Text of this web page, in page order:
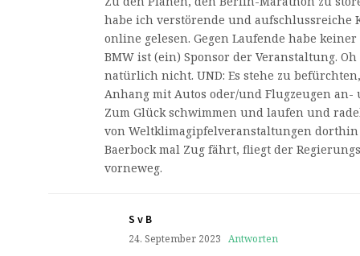
habe ich verstörende und aufschlussreiche
online gelesen. Gegen Laufende habe
BMW ist (ein) Sponsor der Veranstaltung.
natürlich nicht. UND: Es stehe zu
Anhang mit Autos oder/und Flugzeugen an-
Zum Glück schwimmen und laufen und
von Weltklimagipfelveranstaltungen
Baerbock mal Zug fährt, fliegt der
vorneweg.
S v B
24. September 2023 Antworten